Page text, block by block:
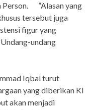
Person. ”Alasan yang
tersebut juga
figur yang
undang
Iqbal turut
yang diberikan KI
akan menjadi